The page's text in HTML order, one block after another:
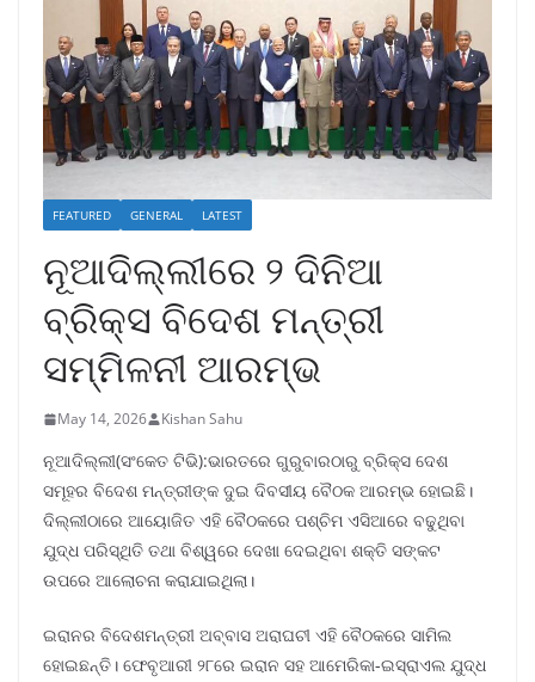
FEATURED GENERAL LATEST
ନୂଆଦିଲ୍ଲୀରେ ୨ ଦିନିଆ
ବ୍ରିକ୍ସ ବିଦେଶ ମନ୍ତ୍ରୀ
ସମ୍ମିଳନୀ ଆରମ୍ଭ
May 14, 2026 Kishan Sahu
ନୂଆଦିଲ୍ଲୀ(ସଂକେତ ଟିଭି):ଭାରତରେ ଗୁରୁବାରଠାରୁ ବ୍ରିକ୍ସ ଦେଶ
ସମୂହର ବିଦେଶ ମନ୍ତ୍ରୀଙ୍କ ଦୁଇ ଦିବସୀୟ ବୈଠକ ଆରମ୍ଭ ହୋଇଛି।
ଦିଲ୍ଲୀଠାରେ ଆୟୋଜିତ ଏହି ବୈଠକରେ ପଶ୍ଚିମ ଏସିଆରେ ବଢୁଥିବା
ଯୁଦ୍ଧ ପରିସ୍ଥିତି ତଥା ବିଶ୍ୱରେ ଦେଖା ଦେଇଥିବା ଶକ୍ତି ସଙ୍କଟ
ଉପରେ ଆଲୋଚନା କରାଯାଇଥିଲା।
ଇରାନର ବିଦେଶମନ୍ତ୍ରୀ ଅବ୍ବାସ ଅରାଘଚୀ ଏହି ବୈଠକରେ ସାମିଲ
ହୋଇଛନ୍ତି। ଫେବୃଆରୀ ୨୮ରେ ଇରାନ ସହ ଆମେରିକା-ଇସ୍ରାଏଲ ଯୁଦ୍ଧ